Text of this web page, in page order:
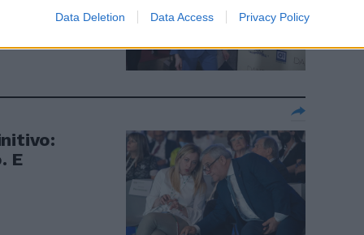
Data Deletion Data Access Privacy Policy
E